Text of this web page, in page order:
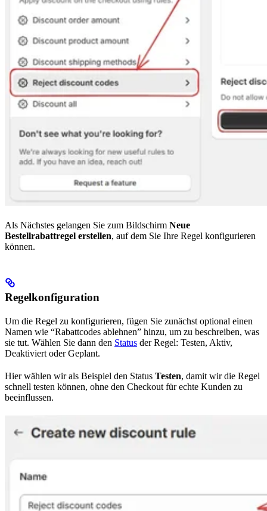
Als Nächstes gelangen Sie zum Bildschirm Neue
Bestellrabattregel erstellen, auf dem Sie Ihre Regel konfigurieren
können.
Regelkonfiguration
Um die Regel zu konfigurieren, fügen Sie zunächst optional einen
Namen wie “Rabattcodes ablehnen” hinzu, um zu beschreiben, was
sie tut. Wählen Sie dann den Status der Regel: Testen, Aktiv,
Deaktiviert oder Geplant.
Hier wählen wir als Beispiel den Status Testen, damit wir die Regel
schnell testen können, ohne den Checkout für echte Kunden zu
beeinflussen.